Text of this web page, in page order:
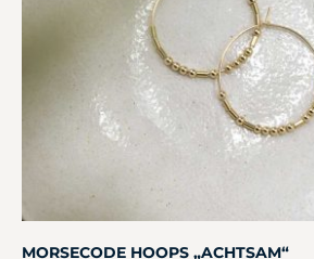
MORSECODE HOOPS „ACHTSAM“